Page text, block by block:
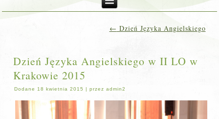
← Dzień Języka Angielskiego
Dzień Języka Angielskiego w II LO w
Krakowie 2015
Dodane 18 kwietnia 2015 |przez admin2